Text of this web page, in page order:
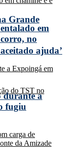
Grande
ajuda’
em
no
durante a
fugiu